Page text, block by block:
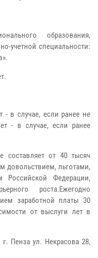
образования,
учетной специальности:
- в случае, если ранее не
- в случае, если ранее
составляет от 40 тысяч
довольствием, льготами,
Российской Федерации,
роста.Ежегодно
заработной платы 30
от выслуги лет в
Пенза ул. Некрасова 28,